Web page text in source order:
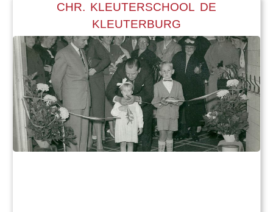
CHR. KLEUTERSCHOOL DE
KLEUTERBURG